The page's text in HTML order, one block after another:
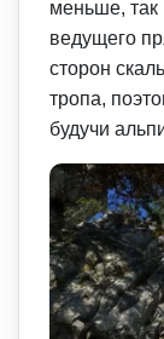
меньше, так
ведущего
сторон
тропа,
будучи